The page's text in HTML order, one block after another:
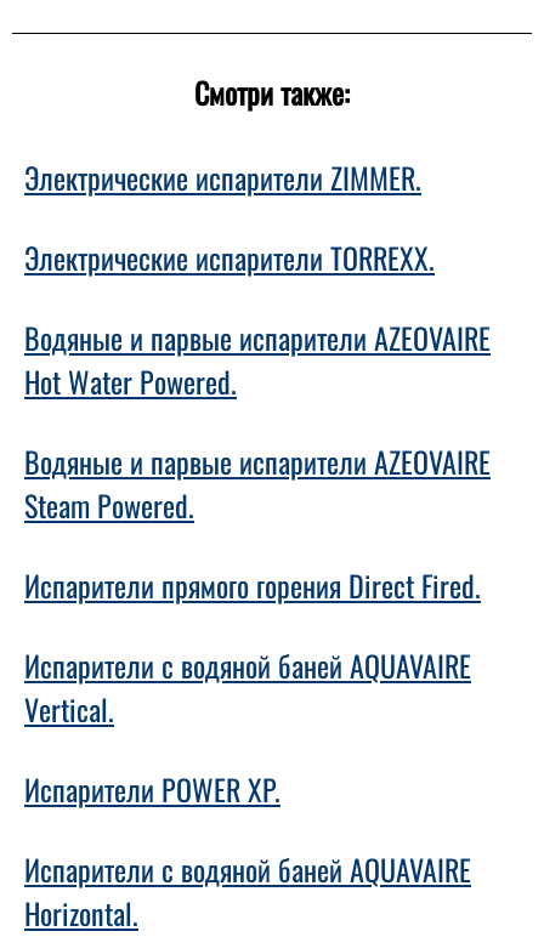
Смотри также:
Электрические испарители ZIMMER.
Электрические испарители TORREXX.
Водяные и парвые испарители AZEOVAIRE
Hot Water Powered.
Водяные и парвые испарители AZEOVAIRE
Steam Powered.
Испарители прямого горения Direct Fired.
Испарители с водяной баней AQUAVAIRE
Vertical.
Испарители POWER XP.
Испарители с водяной баней AQUAVAIRE
Horizontal.